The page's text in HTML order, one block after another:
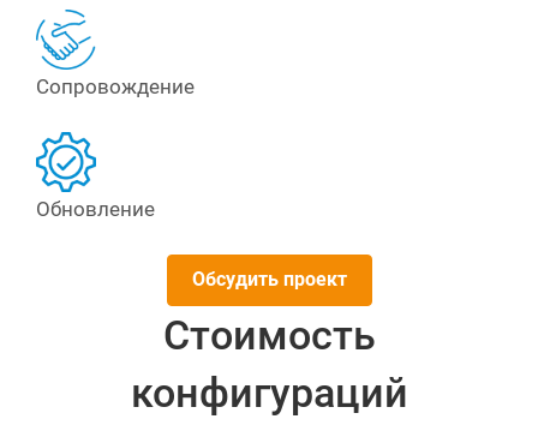
Сопровождение
Обновление
Обсудить проект
Стоимость
конфигураций